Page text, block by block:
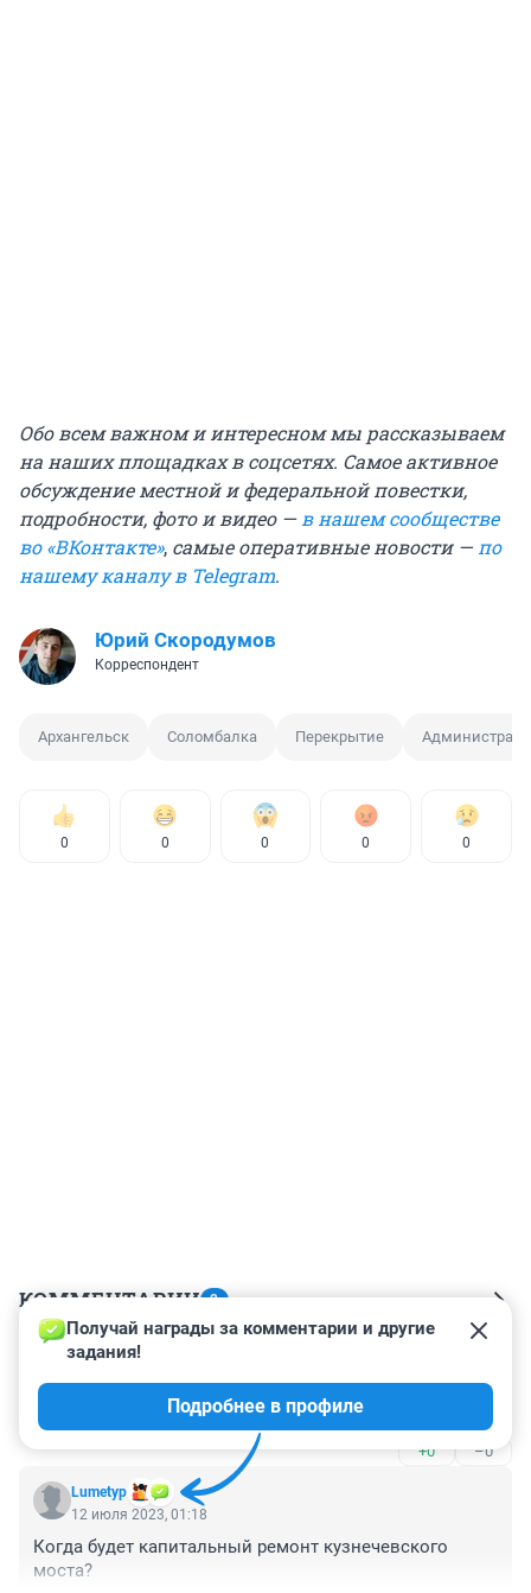
Обо всем важном и интересном мы рассказываем
на наших площадках в соцсетях. Самое активное
обсуждение местной и федеральной повестки,
подробности, фото и видео —в нашем сообществе
во «ВКонтакте», самые оперативные новости —по
нашему каналу в Telegram.
Юрий Скородумов
Корреспондент
Архангельск Соломбалка Перекрытие
0 0 0 0 0
КОММЕНТАРИИ 2
Гость
Какой из них то?
+0 –0
Lumetyp
Получай награды за комментарии и другие
задания!
Подробнее в профиле
12 июля 2023, 01:18
Когда будет капитальный ремонт кузнечевского
моста?